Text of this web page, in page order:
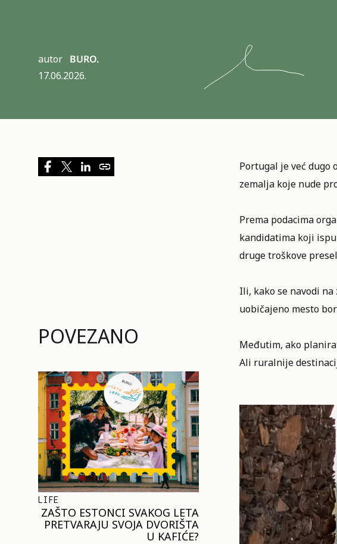
autor BURO.
17.06.2026.
POVEZANO
LIFE
ZAŠTO ESTONCI SVAKOG LETA
PRETVARAJU SVOJA DVORIŠTA
U KAFIĆE?
Portugal je već
zemalja koje nude
Prema podacima
kandidatima koji
druge troškove
Ili, kako se navodi
uobičajeno mesto
Međutim, ako
Ali ruralnije